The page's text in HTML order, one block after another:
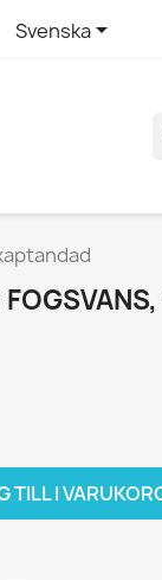
Svenska
TILL I